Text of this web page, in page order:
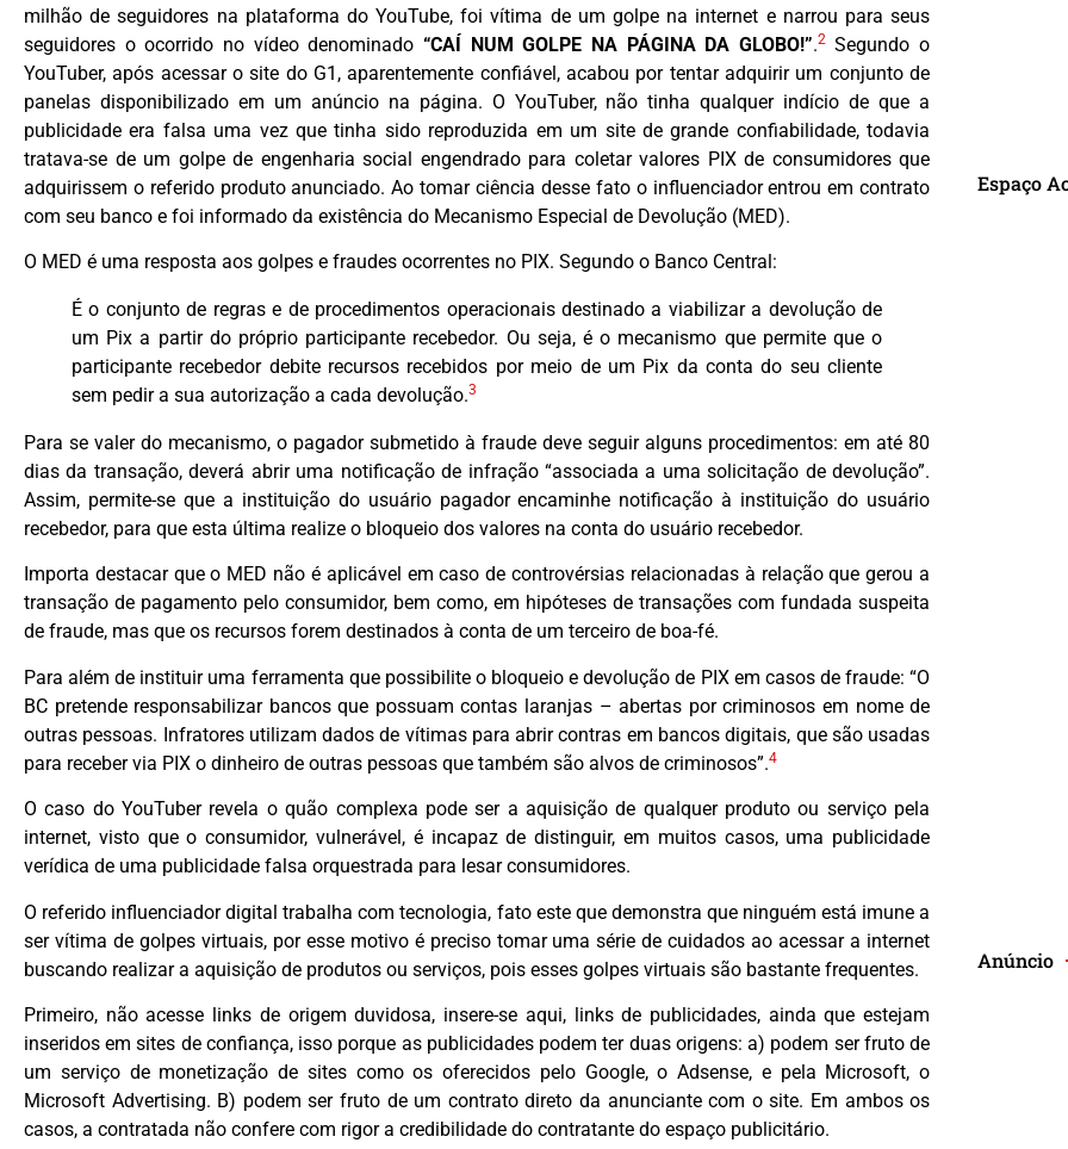
milhão de seguidores na plataforma do YouTube, foi vítima de um golpe na internet e narrou para seus
seguidores o ocorrido no vídeo denominado “CAÍ NUM GOLPE NA PÁGINA DA GLOBO!”.2Segundo o
YouTuber, após acessar o site do G1, aparentemente confiável, acabou por tentar adquirir um conjunto de
panelas disponibilizado em um anúncio na página. O YouTuber, não tinha qualquer indício de que a
publicidade era falsa uma vez que tinha sido reproduzida em um site de grande confiabilidade, todavia
tratava-se de um golpe de engenharia social engendrado para coletar valores PIX de consumidores que
adquirissem o referido produto anunciado. Ao tomar ciência desse fato o influenciador entrou em contrato
com seu banco e foi informado da existência do Mecanismo Especial de Devolução (MED).
O MED é uma resposta aos golpes e fraudes ocorrentes no PIX. Segundo o Banco Central:
É o conjunto de regras e de procedimentos operacionais destinado a viabilizar a devolução de
um Pix a partir do próprio participante recebedor. Ou seja, é o mecanismo que permite que o
participante recebedor debite recursos recebidos por meio de um Pix da conta do seu cliente
sem pedir a sua autorização a cada devolução.3
Para se valer do mecanismo, o pagador submetido à fraude deve seguir alguns procedimentos: em até 80
dias da transação, deverá abrir uma notificação de infração “associada a uma solicitação de devolução”.
Assim, permite-se que a instituição do usuário pagador encaminhe notificação à instituição do usuário
recebedor, para que esta última realize o bloqueio dos valores na conta do usuário recebedor.
Importa destacar que o MED não é aplicável em caso de controvérsias relacionadas à relação que gerou a
transação de pagamento pelo consumidor, bem como, em hipóteses de transações com fundada suspeita
de fraude, mas que os recursos forem destinados à conta de um terceiro de boa-fé.
Para além de instituir uma ferramenta que possibilite o bloqueio e devolução de PIX em casos de fraude: “O
BC pretende responsabilizar bancos que possuam contas laranjas – abertas por criminosos em nome de
outras pessoas. Infratores utilizam dados de vítimas para abrir contras em bancos digitais, que são usadas
para receber via PIX o dinheiro de outras pessoas que também são alvos de criminosos”.4
O caso do YouTuber revela o quão complexa pode ser a aquisição de qualquer produto ou serviço pela
internet, visto que o consumidor, vulnerável, é incapaz de distinguir, em muitos casos, uma publicidade
verídica de uma publicidade falsa orquestrada para lesar consumidores.
O referido influenciador digital trabalha com tecnologia, fato este que demonstra que ninguém está imune a
ser vítima de golpes virtuais, por esse motivo é preciso tomar uma série de cuidados ao acessar a internet
buscando realizar a aquisição de produtos ou serviços, pois esses golpes virtuais são bastante frequentes.
Primeiro, não acesse links de origem duvidosa, insere-se aqui, links de publicidades, ainda que estejam
inseridos em sites de confiança, isso porque as publicidades podem ter duas origens: a) podem ser fruto de
um serviço de monetização de sites como os oferecidos pelo Google, o Adsense, e pela Microsoft, o
Microsoft Advertising. B) podem ser fruto de um contrato direto da anunciante com o site. Em ambos os
casos, a contratada não confere com rigor a credibilidade do contratante do espaço publicitário.
Espaço
Anúncio